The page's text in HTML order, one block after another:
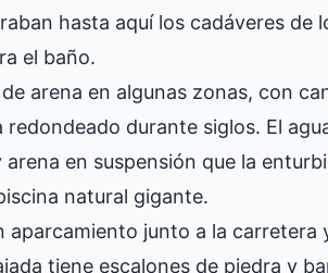
hasta aquí los cadáveres de
el baño.
arena en algunas zonas, con
durante siglos. El
en suspensión que la
natural gigante.
aparcamiento junto a la carretera
tiene escalones de piedra y